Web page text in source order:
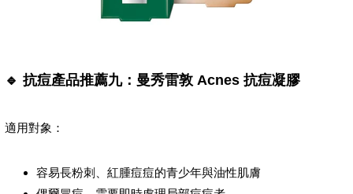
🔹 抗痘產品推薦九：曼秀雷敦 Acnes 抗痘凝膠
適用對象：
容易長粉刺、紅腫痘痘的青少年與油性肌膚